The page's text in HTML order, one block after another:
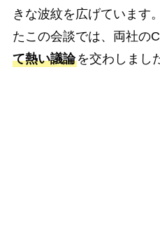
きな波紋を広げています
たこの会談では、両社の
て熱い議論を交わしまし